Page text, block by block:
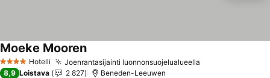
4 Tähtiluokitus
Hotelli Joenrantasijainti luonnonsuojelualueella
Moeke MoorenKatso hinnat
8,9 Loistava 2 827 Beneden-Leeuwen